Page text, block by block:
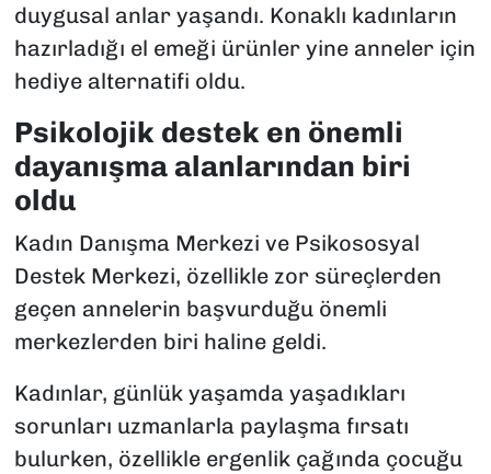
duygusal anlar yaşandı. Konaklı kadınların
hazırladığı el emeği ürünler yine anneler için
hediye alternatifi oldu.
Psikolojik destek en önemli
dayanışma alanlarından biri
oldu
Kadın Danışma Merkezi ve Psikososyal
Destek Merkezi, özellikle zor süreçlerden
geçen annelerin başvurduğu önemli
merkezlerden biri haline geldi.
Kadınlar, günlük yaşamda yaşadıkları
sorunları uzmanlarla paylaşma fırsatı
bulurken, özellikle ergenlik çağında çocuğu